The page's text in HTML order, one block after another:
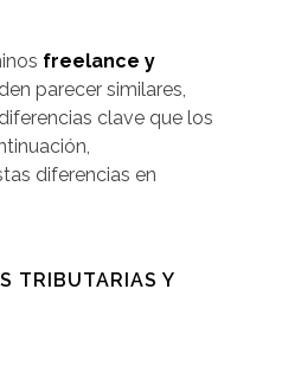
freelance y
parecer similares,
clave que los
diferencias en
TRIBUTARIAS Y